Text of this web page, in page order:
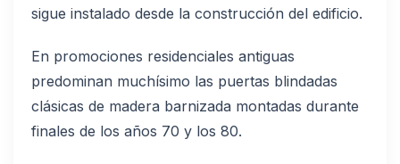
sigue instalado desde la construcción del edificio.
En promociones residenciales antiguas
predominan muchísimo las puertas blindadas
clásicas de madera barnizada montadas durante
finales de los años 70 y los 80.